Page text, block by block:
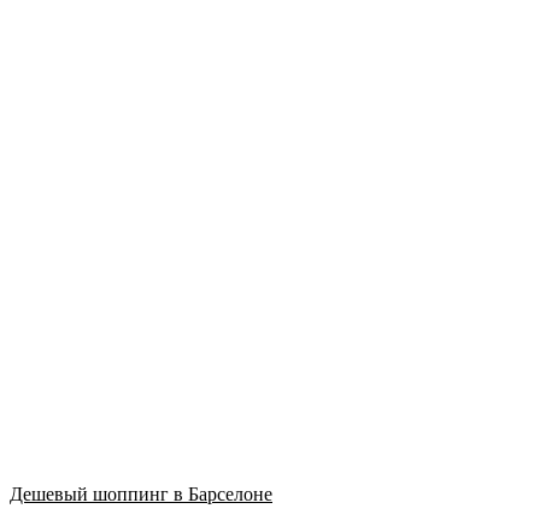
Дешевый шоппинг в Барселоне